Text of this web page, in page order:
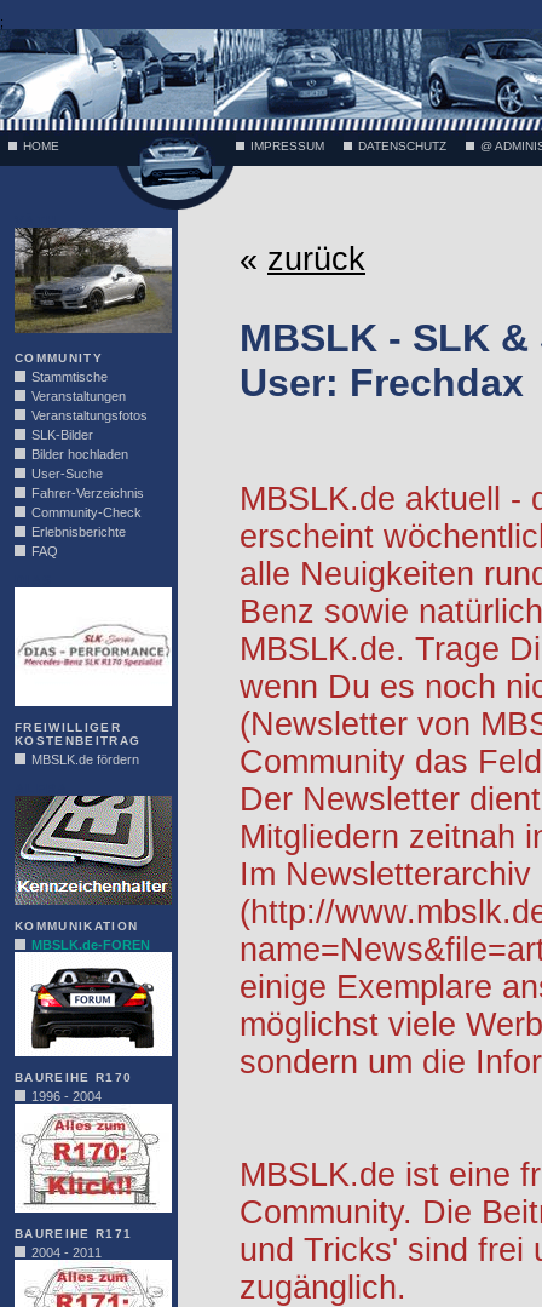
;
HOME IMPRESSUM DATENSCHUTZ @
COMMUNITY
Stammtische
Veranstaltungen
Veranstaltungsfotos
SLK-Bilder
Bilder hochladen
User-Suche
Fahrer-Verzeichnis
Community-Check
Erlebnisberichte
FAQ
FREIWILLIGER
KOSTENBEITRAG
MBSLK.de fördern
KOMMUNIKATION
MBSLK.de-FOREN
BAUREIHE R170
1996 - 2004
BAUREIHE R171
2004 - 2011
« zurück
MBSLK - SLK
User: Frechdax
MBSLK.de aktuell -
erscheint
alle Neuigkeiten
Benz sowie
MBSLK.de. Trage
wenn Du es noch
(Newsletter von
Community das
Der Newsletter
Mitgliedern zeitnah
Im Newsletterarchiv
(http://
einige Exemplare
möglichst viele
sondern um die
MBSLK.de ist eine
Community. Die
und Tricks' sind frei
zugänglich.